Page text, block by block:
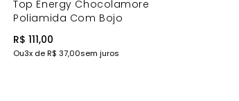
Top Energy Chocolamore
Poliamida Com Bojo
R$ 111,00
Ou3x deR$ 37,00sem juros